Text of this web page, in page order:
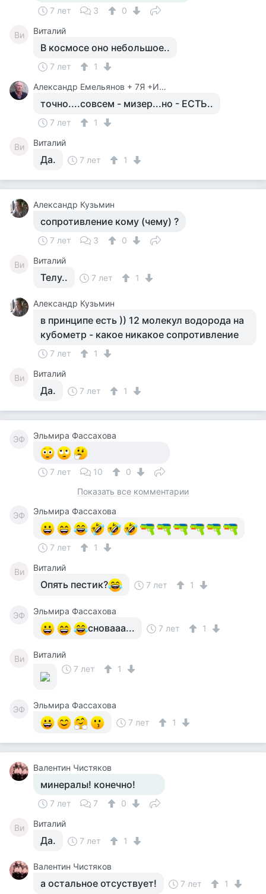
7 лет 3 0
Ви Виталий
В космосе оно небольшое..
7 лет
1
Александр Емельянов + 7Я +Инструктор Туризма
точно....совсем - мизер...но - ЕСТЬ..
7 лет 1
Ви Виталий
Да. 7 лет 1
Aлександр Кузьмин
сопротивление кому (чему) ?
7 лет 3 0
Ви Виталий
Телу.. 7 лет 1
Aлександр Кузьмин
в принципе есть )) 12 молекул водорода на
кубометр - какое никакое сопротивление
7 лет 1
Ви Виталий
Да. 7 лет 1
ЭФ Эльмира Фассахова
7 лет 10
0
Показать все комментарии
ЭФ Эльмира Фассахова
7 лет 1
Ви Виталий
Опять пестик? 7 лет 1
ЭФ Эльмира Фассахова
сновааа... 7 лет 1
Ви
Виталий
7 лет
1
ЭФ
Эльмира Фассахова
7 лет
1
Валентин Чистяков
минералы! конечно!
7 лет 7 0
Ви Виталий
Да. 7 лет 1
Валентин Чистяков
а остальное отсуствует! 7 лет 1